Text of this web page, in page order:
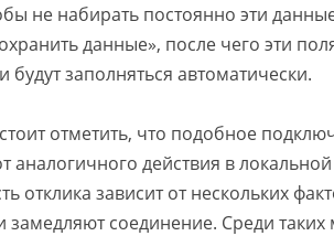
не набирать постоянно эти
данные», после чего эти
будут заполняться автоматически.
отметить, что подобное
аналогичного действия в
отклика зависит от нескольких
замедляют соединение. Среди